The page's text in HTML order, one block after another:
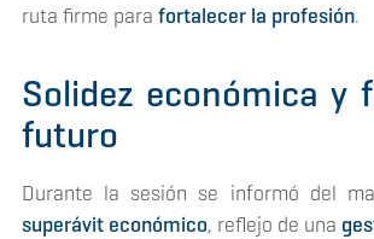
ruta firme para fortalecer la profesión.
Solidez económica y
futuro
Durante la sesión se informó del
superávit económico, reflejo de una